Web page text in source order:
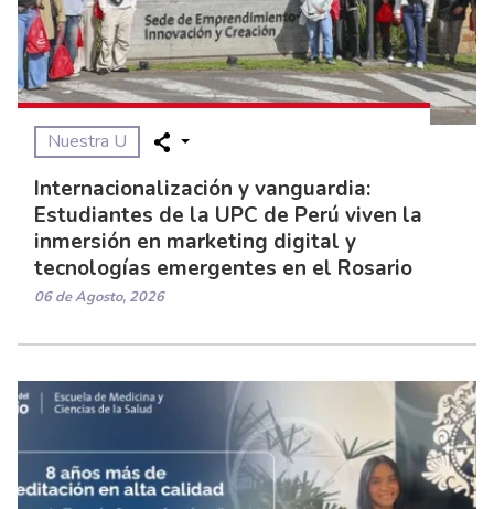
Nuestra U
Internacionalización y vanguardia:
Estudiantes de la UPC de Perú viven la
inmersión en marketing digital y
tecnologías emergentes en el Rosario
06 de Agosto, 2026